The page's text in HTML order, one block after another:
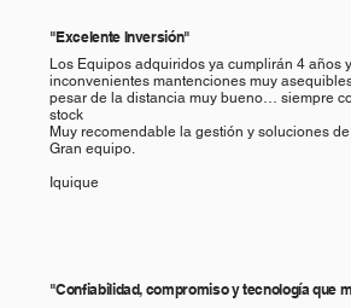
"Excelente Inversión"
Los Equipos adquiridos ya cumplirán 4 años
inconvenientes mantenciones muy
pesar de la distancia muy bueno… siempre
stock
Muy recomendable la gestión y soluciones
Gran equipo.
Iquique
"Confiabilidad, compromiso y tecnología que